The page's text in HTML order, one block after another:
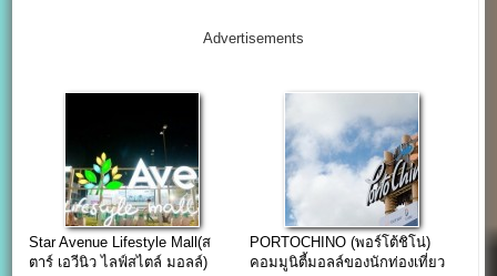
Advertisements
Star Avenue Lifestyle Mall(ส
ตาร์ เอวีนิว ไลฟ์สไตล์ มอลล์)
PORTOCHINO (พอร์โต้ชิโน่)
คอมมูนิตี้มอลล์ของนักท่องเที่ยว